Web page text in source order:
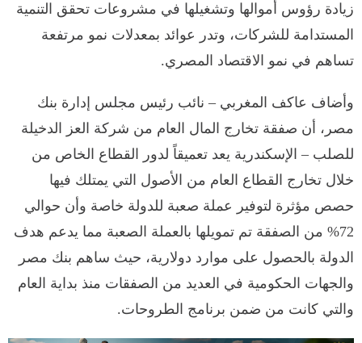
زيادة رؤوس أموالها وتشغيلها في مشروعات تحقق التنمية
المستدامة للشركات، وتدر عوائد بمعدلات نمو مرتفعة
تساهم في نمو الاقتصاد المصري.
وأضاف عاكف المغربي – نائب رئيس مجلس إدارة بنك
مصر، أن صفقة تخارج المال العام من شركة العز الدخيلة
للصلب – الإسكندرية يعد تعميقاً لدور القطاع الخاص من
خلال تخارج القطاع العام من الأصول التي يمتلك فيها
حصص مؤثرة لتوفير عملة صعبة للدولة خاصة وأن حوالي
72% من الصفقة تم تمويلها بالعملة الصعبة مما يدعم هدف
الدولة بالحصول على موارد دولارية، حيث ساهم بنك مصر
والجهات الحكومية في العديد من الصفقات منذ بداية العام
والتي كانت من ضمن برنامج الطروحات.